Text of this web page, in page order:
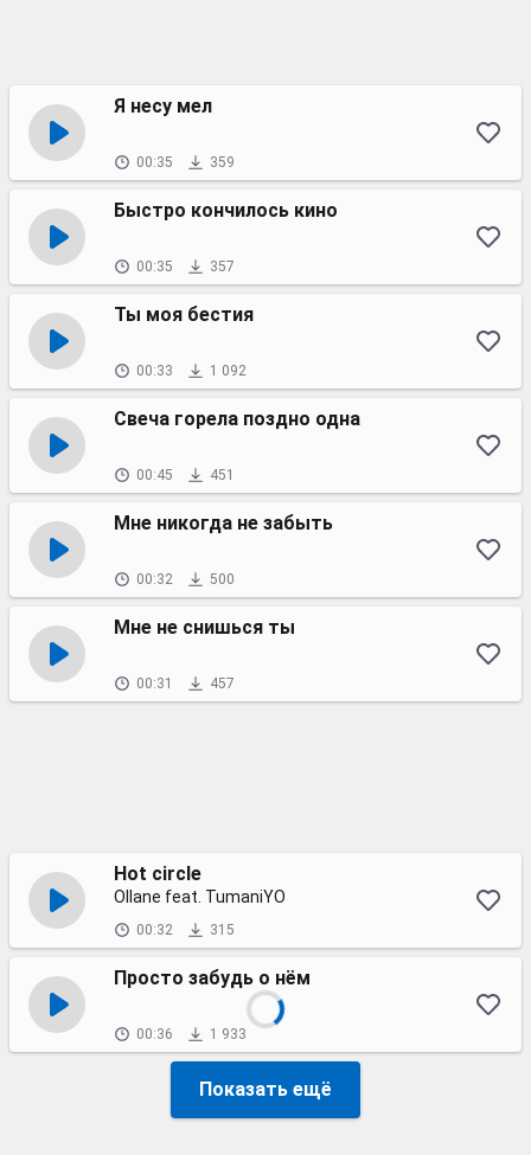
Я несу мел
00:35 359
Быстро кончилось кино
00:35 357
Ты моя бестия
00:33 1 092
Свеча горела поздно одна
00:45 451
Мне никогда не забыть
00:32 500
Мне не снишься ты
00:31 457
Hot circle
Ollane feat. TumaniYO
00:32 315
Просто забудь о нём
00:36 1 933
Показать ещё